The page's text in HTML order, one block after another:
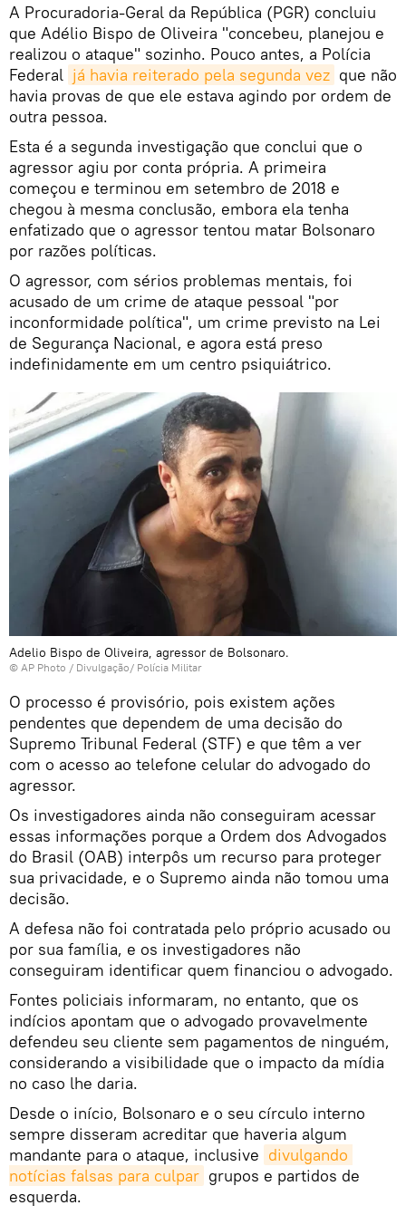
A Procuradoria-Geral da República (PGR) concluiu
que Adélio Bispo de Oliveira "concebeu, planejou e
realizou o ataque" sozinho. Pouco antes, a Polícia
Federal já havia reiterado pela segunda vez que não
havia provas de que ele estava agindo por ordem de
outra pessoa.
Esta é a segunda investigação que conclui que o
agressor agiu por conta própria. A primeira
começou e terminou em setembro de 2018 e
chegou à mesma conclusão, embora ela tenha
enfatizado que o agressor tentou matar Bolsonaro
por razões políticas.
O agressor, com sérios problemas mentais, foi
acusado de um crime de ataque pessoal "por
inconformidade política", um crime previsto na Lei
de Segurança Nacional, e agora está preso
indefinidamente em um centro psiquiátrico.
Adelio Bispo de Oliveira, agressor de Bolsonaro.
© AP Photo / Divulgação/ Polícia Militar
O processo é provisório, pois existem ações
pendentes que dependem de uma decisão do
Supremo Tribunal Federal (STF) e que têm a ver
com o acesso ao telefone celular do advogado do
agressor.
Os investigadores ainda não conseguiram acessar
essas informações porque a Ordem dos Advogados
do Brasil (OAB) interpôs um recurso para proteger
sua privacidade, e o Supremo ainda não tomou uma
decisão.
A defesa não foi contratada pelo próprio acusado ou
por sua família, e os investigadores não
conseguiram identificar quem financiou o advogado.
Fontes policiais informaram, no entanto, que os
indícios apontam que o advogado provavelmente
defendeu seu cliente sem pagamentos de ninguém,
considerando a visibilidade que o impacto da mídia
no caso lhe daria.
Desde o início, Bolsonaro e o seu círculo interno
sempre disseram acreditar que haveria algum
mandante para o ataque, inclusive divulgando
notícias falsas para culpar grupos e partidos de
esquerda.